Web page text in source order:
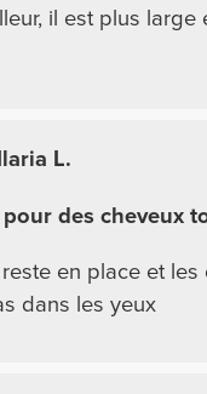
il est plus large
L.
des cheveux
en place et les
dans les yeux